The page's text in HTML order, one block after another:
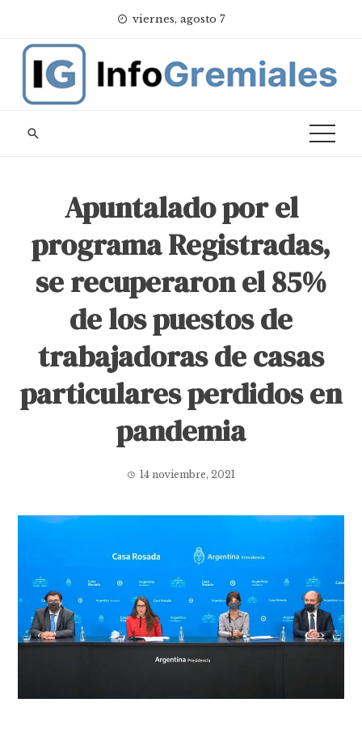
content
viernes, agosto 7
Apuntalado por el
programa Registradas,
se recuperaron el 85%
de los puestos de
trabajadoras de casas
particulares perdidos en
pandemia
14 noviembre, 2021